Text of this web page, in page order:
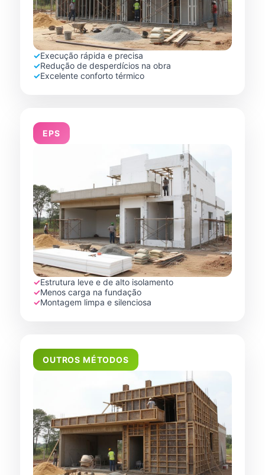
✓Execução rápida e precisa
✓Redução de desperdícios na obra
✓Excelente conforto térmico
EPS
✓Estrutura leve e de alto isolamento
✓Menos carga na fundação
✓Montagem limpa e silenciosa
OUTROS MÉTODOS